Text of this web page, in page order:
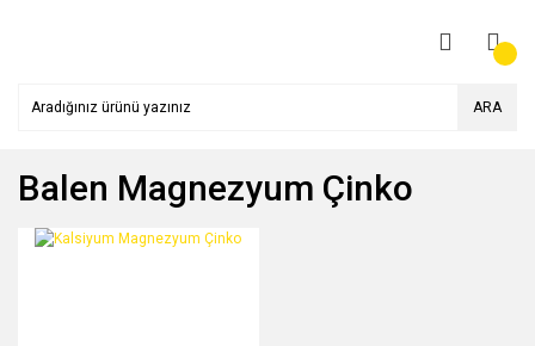
ARA
Balen Magnezyum Çinko